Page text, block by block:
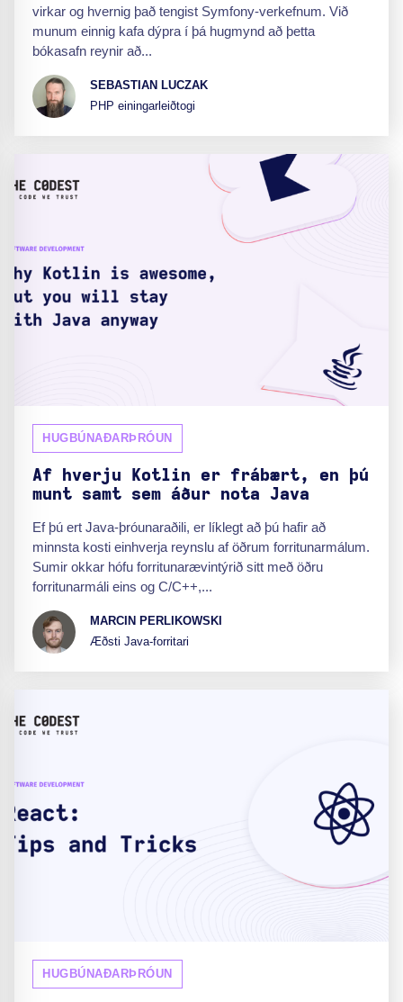
virkar og hvernig það tengist Symfony-verkefnum. Við
munum einnig kafa dýpra í þá hugmynd að þetta
bókasafn reynir að...
SEBASTIAN LUCZAK
PHP einingarleiðtogi
HUGBÚNAÐARÞRÓUN
Af hverju Kotlin er frábært, en þú
munt samt sem áður nota Java
Ef þú ert Java-þróunaraðili, er líklegt að þú hafir að
minnsta kosti einhverja reynslu af öðrum forritunarmálum.
Sumir okkar hófu forritunarævintýrið sitt með öðru
forritunarmáli eins og C/C++,...
MARCIN PERLIKOWSKI
Æðsti Java-forritari
HUGBÚNAÐARÞRÓUN